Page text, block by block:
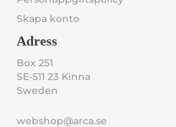
Skapa konto
Adress
Box 251
SE-511 23 Kinna
Sweden
webshop@arca.se